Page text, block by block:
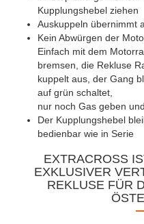
Kupplungshebel ziehen
Auskuppeln übernimmt
Kein Abwürgen der
Einfach mit dem
bremsen, die Rekluse
kuppelt aus, der Gang
auf grün schaltet,
nur noch Gas geben
Der Kupplungshebel
bedienbar wie in Serie
EXTRACROSS
EXKLUSIVER
REKLUSE FÜR